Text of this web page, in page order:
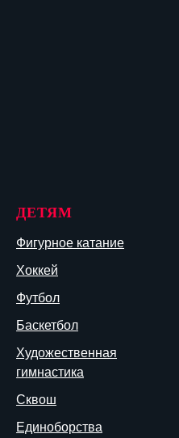
ДЕТЯМ
Фигурное катание
Хоккей
Футбол
Баскетбол
Художественная
гимнастика
Сквош
Единоборства